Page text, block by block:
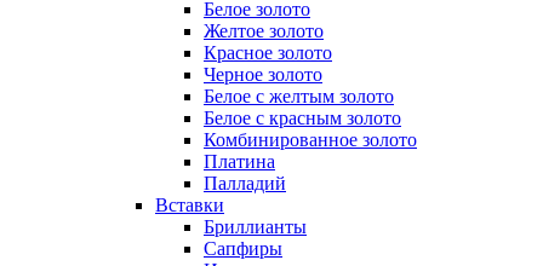
Белое золото
Желтое золото
Красное золото
Черное золото
Белое с желтым золото
Белое с красным золото
Комбинированное золото
Платина
Палладий
Вставки
Бриллианты
Сапфиры